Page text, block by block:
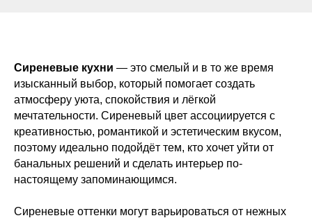
Сиреневые кухни — это смелый и в то же время
изысканный выбор, который помогает создать
атмосферу уюта, спокойствия и лёгкой
мечтательности. Сиреневый цвет ассоциируется с
креативностью, романтикой и эстетическим вкусом,
поэтому идеально подойдёт тем, кто хочет уйти от
банальных решений и сделать интерьер по-
настоящему запоминающимся.
Сиреневые оттенки могут варьироваться от нежных